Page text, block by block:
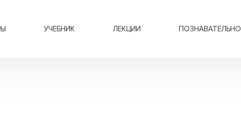
УЧЕБНИК ЛЕКЦИИ ПОЗНАВАТЕЛЬНО